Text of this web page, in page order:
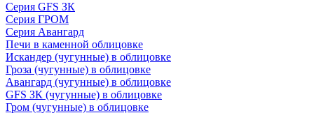
Серия GFS ЗК
Серия ГРОМ
Серия Авангард
Печи в каменной облицовке
Искандер (чугунные) в облицовке
Гроза (чугунные) в облицовке
Авангард (чугунные) в облицовке
GFS ЗК (чугунные) в облицовке
Гром (чугунные) в облицовке